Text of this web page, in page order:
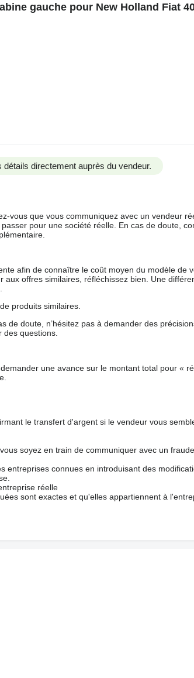
gauche pour New Holland Fiat
directement auprès du vendeur.
vous que vous communiquez avec un vendeur
pour une société réelle. En cas de doute,
afin de connaître le coût moyen du modèle de
offres similaires, réfléchissez bien. Une
produits similaires.
doute, n’hésitez pas à demander des
questions.
une avance sur le montant total pour «
le transfert d'argent si le vendeur vous
soyez en train de communiquer avec un
connues en introduisant des
réelle
sont exactes et qu'elles appartiennent à